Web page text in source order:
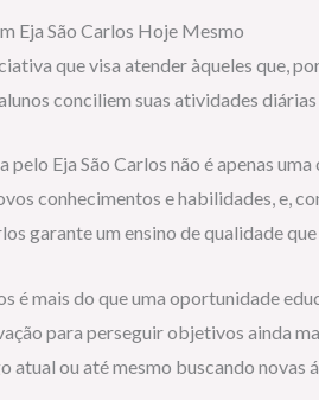
Eja São Carlos Hoje Mesmo
que visa atender àqueles que,
conciliem suas atividades
Eja São Carlos não é apenas
conhecimentos e habilidades, e,
garante um ensino de qualidade
é mais do que uma oportunidade
para perseguir objetivos ainda
atual ou até mesmo buscando novas